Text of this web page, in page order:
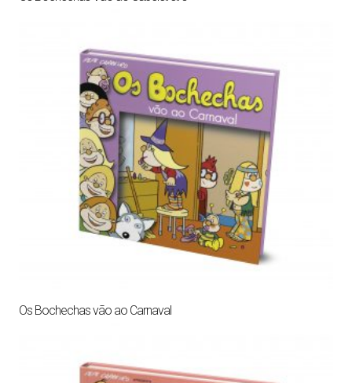
Os Bochechas vão ao Carnaval